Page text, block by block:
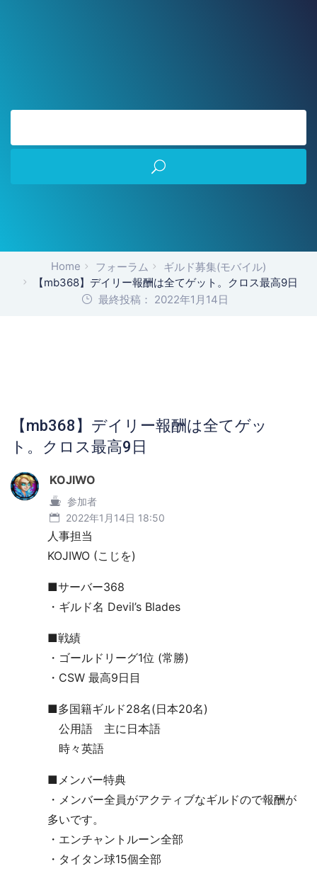
Home フォーラム
ギルド募集(モバイル)
【mb368】デイリー報酬は全てゲット。クロス最高9日
最終投稿： 2022年1月14日
【mb368】デイリー報酬は全てゲッ
ト。クロス最高9日
KOJIWO
参加者
2022年1月14日 18:50
人事担当
KOJIWO (こじを)
■サーバー368
・ギルド名 Devil’s Blades
■戦績
・ゴールドリーグ1位 (常勝)
・CSW 最高9日目
■多国籍ギルド28名(日本20名)
公用語 主に日本語
時々英語
■メンバー特典
・メンバー全員がアクティブなギルドので報酬が
多いです。
・エンチャントルーン全部
・タイタン球15個全部